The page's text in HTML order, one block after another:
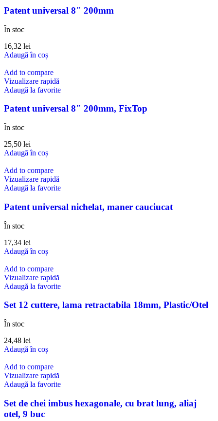
Patent universal 8″ 200mm
În stoc
16,32 lei
Adaugă în coș
Add to compare
Vizualizare rapidă
Adaugă la favorite
Patent universal 8″ 200mm, FixTop
În stoc
25,50 lei
Adaugă în coș
Add to compare
Vizualizare rapidă
Adaugă la favorite
Patent universal nichelat, maner cauciucat
În stoc
17,34 lei
Adaugă în coș
Add to compare
Vizualizare rapidă
Adaugă la favorite
Set 12 cuttere, lama retractabila 18mm, Plastic/Otel
În stoc
24,48 lei
Adaugă în coș
Add to compare
Vizualizare rapidă
Adaugă la favorite
Set de chei imbus hexagonale, cu brat lung, aliaj
otel, 9 buc